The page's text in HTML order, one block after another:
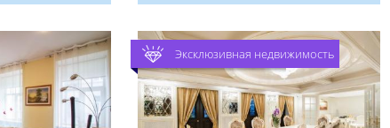
Эксклюзивная недвижимость